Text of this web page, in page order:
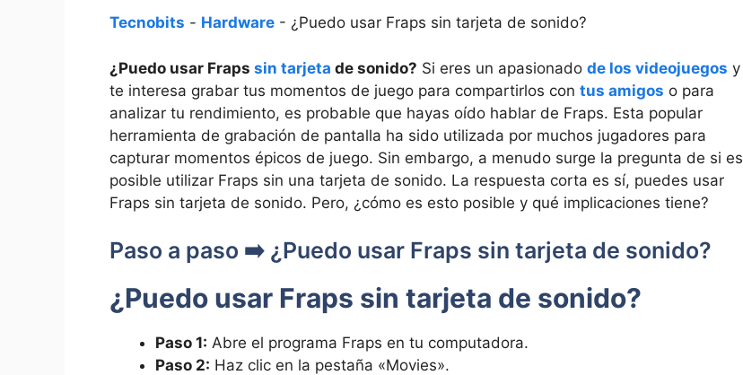
Tecnobits - Hardware - ¿Puedo usar Fraps sin tarjeta de sonido?
¿Puedo usar Fraps sin tarjeta de sonido? Si eres un apasionado de los videojuegos y
te ‍interesa grabar tus momentos⁣ de juego para⁤ compartirlos con tus amigos o para
analizar tu rendimiento, es probable que hayas oído hablar de ⁤Fraps. Esta popular‌
herramienta de grabación de pantalla ha ⁢sido utilizada por muchos jugadores para
capturar momentos épicos de juego. Sin embargo, a menudo surge la ⁤pregunta de si es
posible utilizar Fraps ⁣sin una⁤ tarjeta⁢ de⁣ sonido. La respuesta corta es sí, puedes usar
Fraps sin tarjeta de ⁤sonido. Pero, ¿cómo es esto posible⁤ y qué implicaciones tiene?
Paso a⁣ paso ➡️ ¿Puedo usar Fraps sin tarjeta de sonido?
¿Puedo usar Fraps sin ​tarjeta⁤ de sonido?
Paso 1: Abre el ‌programa Fraps en tu computadora.
Paso 2: ⁤Haz clic en la pestaña «Movies».